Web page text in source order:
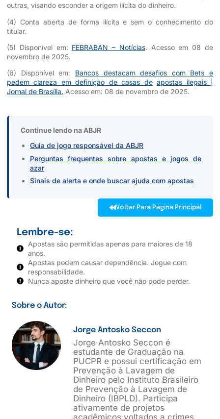
outras, visando esconder a origem ilícita do dinheiro.
(4) Conta aberta de forma ilícita e sem o conhecimento do
titular.
(5) Disponível em: FEBRABAN – Notícias. Acesso em 08 de
novembro de 2025.
(6) Disponível em: Bancos destacam desafios com Bets e
pedem clareza em definição de casas de apostas ilegais |
Jornal de Brasília. Acesso em: 08 de novembro de 2025.
Continue lendo na ABJR
Guia de jogo responsável da ABJR
Perguntas frequentes sobre apostas e jogos de
azar
Sinais de alerta e onde buscar ajuda com apostas
Voltar Para Página Principal
Lembre-se:
Apostas são permitidas apenas para maiores de 18
anos.
Apostas podem causar dependência. Jogue com
responsabilidade.
Nunca aposte dinheiro que você não pode perder.
Sobre o Autor:
Jorge Antosko Seccon
Jorge Antosko Seccon é
estudante de Graduação na
PUCPR e possui certificação em
Prevenção à Lavagem de
Dinheiro pelo Instituto Brasileiro
de Prevenção à Lavagem de
Dinheiro (IBPLD). Participa
ativamente de projetos
acadêmicos voltados a crimes